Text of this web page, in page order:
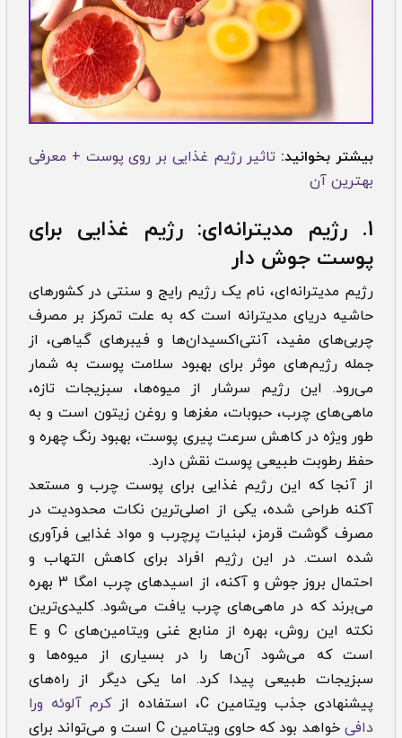
بیشتر بخوانید: تاثیر رژیم غذایی بر روی پوست + معرفی
بهترین آن
1. رژیم مدیترانه‌ای: رژیم غذایی برای
پوست جوش دار
رژیم مدیترانه‌ای، نام یک رژیم رایج و سنتی در کشور‌های
حاشیه دریای مدیترانه است که به علت تمرکز بر مصرف
چربی‌های مفید، آنتی‌اکسیدان‌ها و فیبرهای گیاهی، از
جمله رژیم‌های موثر برای بهبود سلامت پوست به شمار
می‌رود. این رژیم سرشار از میوه‌ها، سبزیجات تازه،
ماهی‌های چرب، حبوبات، مغزها و روغن زیتون است و به
طور ویژه در کاهش سرعت پیری پوست، بهبود رنگ چهره و
حفظ رطوبت طبیعی پوست نقش دارد.
از آنجا که این رژیم غذایی برای پوست چرب و مستعد
آکنه طراحی شده، یکی از اصلی‌ترین نکات محدودیت در
مصرف گوشت قرمز، لبنیات پرچرب و مواد غذایی فرآوری
شده است. در این رژیم افراد برای کاهش التهاب و
احتمال بروز جوش و آکنه، از اسید‌های چرب امگا 3 بهره
می‌برند که در ماهی‌های چرب یافت می‌شود. کلیدی‌ترین
نکته این روش، بهره از منابع غنی ویتامین‌های C و E
است که می‌شود آن‌ها را در بسیاری از میوه‌ها و
سبزیجات طبیعی پیدا کرد. اما یکی دیگر از راه‌های
پیشنهادی جذب ویتامین C، استفاده از
کرم آلوئه ورا
دافی
خواهد بود که حاوی ویتامین C است و می‌تواند برای